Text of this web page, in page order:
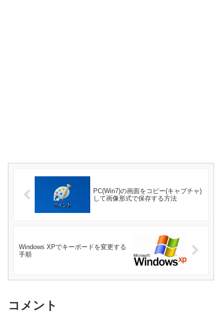
PC(Win7)の画面をコピー(キャプチャ)
して画像形式で保存する方法
Windows XPでキーボードを変更する
手順
コメント